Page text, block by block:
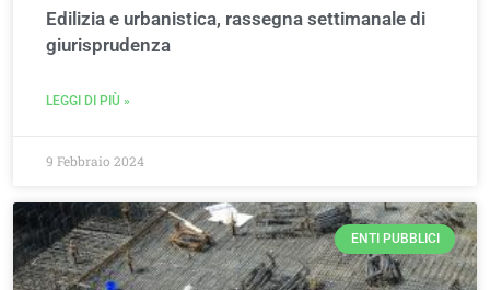
Edilizia e urbanistica, rassegna settimanale di
giurisprudenza
LEGGI DI PIÙ »
9 Febbraio 2024
ENTI PUBBLICI